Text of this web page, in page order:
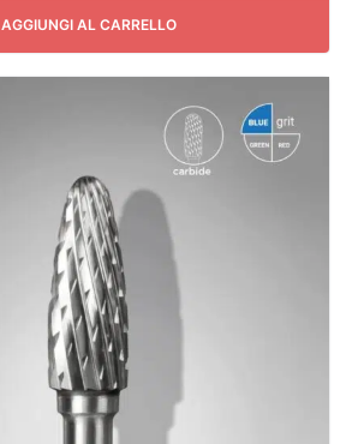
AGGIUNGI AL CARRELLO